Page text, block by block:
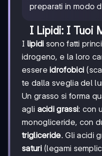
preparati in modo
I Lipidi: I Tuoi
I lipidi sono fatti
idrogeno, e la loro
essereidrofobici
te dalla sveglia del
Un grasso si forma
agli acidi grassi: con
monogliceride, con
trigliceride. Gli acidi
saturi(legami